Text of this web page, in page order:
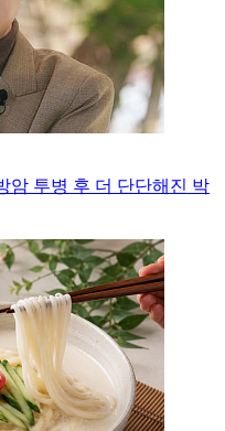
암 투병 후 더 단단해진 박